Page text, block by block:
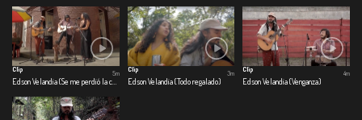
Clip
5m
Clip
Edson Velandia (Todo regalado)
3m
Clip
Edson Velandia (Venganza)
4m